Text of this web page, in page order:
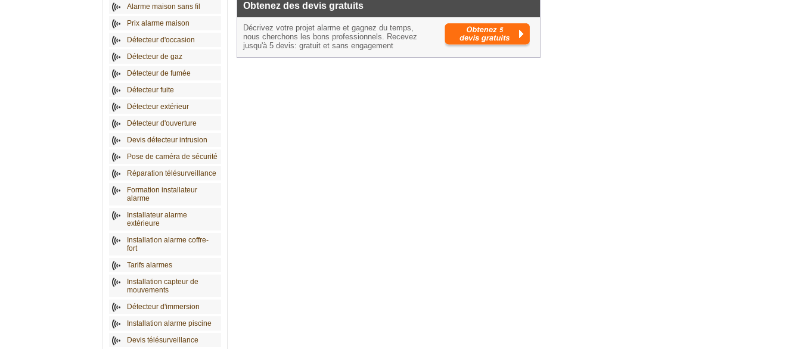
Alarme maison sans fil
Prix alarme maison
Détecteur d'occasion
Détecteur de gaz
Détecteur de fumée
Détecteur fuite
Détecteur extérieur
Détecteur d'ouverture
Devis détecteur intrusion
Pose de caméra de sécurité
Réparation télésurveillance
Formation installateur
alarme
Installateur alarme
extérieure
Installation alarme coffre-
fort
Tarifs alarmes
Installation capteur de
mouvements
Détecteur d'immersion
Installation alarme piscine
Devis télésurveillance
Obtenez des devis gratuits
Décrivez votre projet alarme et gagnez du temps,
nous cherchons les bons professionnels. Recevez
jusqu'à 5 devis: gratuit et sans engagement